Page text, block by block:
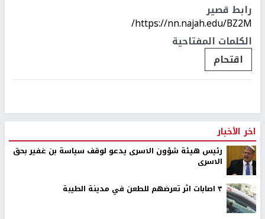
رابط قصير
https://nn.najah.edu/BZ2M/
الكلمات المفتاحية
اقتحام
اخر الأخبار
رئيس هيئة شؤون الاسرى يدعو لوقف سياسة بن غفير بحق
الاسرى
٣ اصابات اثر تعرضهم للطعن في مدينة الطيبة